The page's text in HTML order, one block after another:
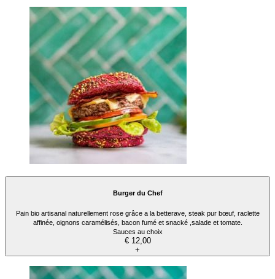
Burger du Chef
Pain bio artisanal naturellement rose grâce a la betterave, steak pur bœuf, raclette
affinée, oignons caramélisés, bacon fumé et snacké ,salade et tomate.
Sauces au choix
€ 12,00
+